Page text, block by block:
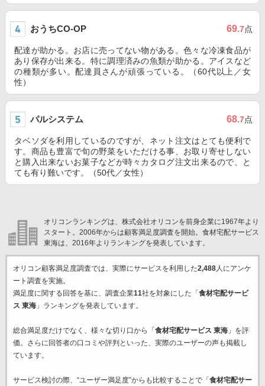
おうちCO-OP 69.7点
配達が助かる。お店に売ってない物がある。色々な冷凍食品が
あり保存が出来る。特に調理済みの魚類が助かる。アイスなど
の種類が多い。配達員さんが頑張っている。（60代以上／女
性）
パルシステム 68.7点
タベソダを利用しているのですが、ネット注文はとても便利で
す。商品も豊富で旬の野菜をいただける事、お取り寄せしない
と購入出来ないお菓子などが時々カタログ注文出来るので、と
ても有り難いです。（50代／女性）
オリコンランキングは、株式会社オリコンを前身企業に1967年より
スタート。2006年からは顧客満足度調査を開始。食材宅配サービス
東海は、2016年よりランキングを発表しています。
オリコン顧客満足度調査では、実際にサービスを利用した2,488人にアンケ
ート調査を実施。
満足度に関する回答を基に、調査企業11社を対象にした「 食材宅配サービ
ス 東海」ランキングを発表しています。
総合満足度だけでなく、様々な切り口から「 食材宅配サービス 東海」を評
価。さらに回答者の口コミや評判といった、実際のユーザーの声も掲載し
ています。
サービス検討の際、“ユーザー満足度”からも比較することで「 食材宅配サー